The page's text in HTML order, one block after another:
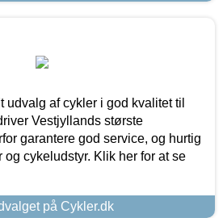
udvalg af cykler i god kvalitet til
Vestjyllands største
garantere god service, og hurtig
og cykeludstyr. Klik her for at se
på Cykler.dk